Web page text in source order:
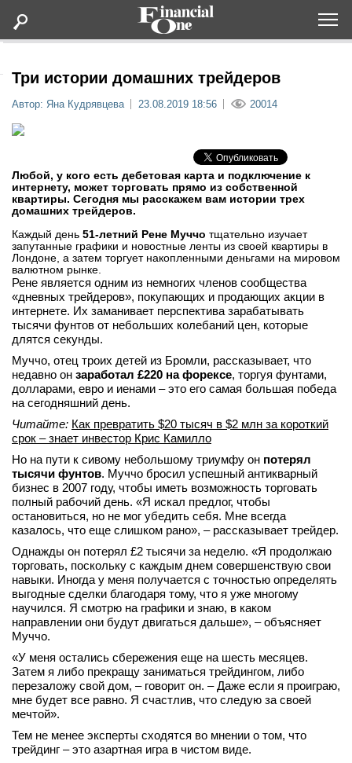
Lifestyle
Мероприятия
Новости
Интервью
вконтакте
телеграм
Стать автором
Вход
Три истории домашних трейдеров
Автор: Яна Кудрявцева 23.08.2019 18:56 20014
Любой, у кого есть дебетовая карта и подключение к
интернету, может торговать прямо из собственной
квартиры. Сегодня мы расскажем вам истории трех
домашних трейдеров.
Каждый день 51-летний Рене Муччо тщательно изучает
запутанные графики и новостные ленты из своей квартиры в
Лондоне, а затем торгует накопленными деньгами на мировом
валютном рынке.
Рене является одним из немногих членов сообщества
«дневных трейдеров», покупающих и продающих акции в
интернете. Их заманивает перспектива зарабатывать
тысячи фунтов от небольших колебаний цен, которые
длятся секунды.
Муччо, отец троих детей из Бромли, рассказывает, что
недавно он заработал £220 на форексе, торгуя фунтами,
долларами, евро и иенами – это его самая большая победа
на сегодняшний день.
Читайте: Как превратить $20 тысяч в $2 млн за короткий
срок – знает инвестор Крис Камилло
Но на пути к сивому небольшому триумфу он потерял
тысячи фунтов. Муччо бросил успешный антикварный
бизнес в 2007 году, чтобы иметь возможность торговать
полный рабочий день. «Я искал предлог, чтобы
остановиться, но не мог убедить себя. Мне всегда
казалось, что еще слишком рано», – рассказывает трейдер.
Однажды он потерял £2 тысячи за неделю. «Я продолжаю
торговать, поскольку с каждым днем совершенствую свои
навыки. Иногда у меня получается с точностью определять
выгодные сделки благодаря тому, что я уже многому
научился. Я смотрю на графики и знаю, в каком
направлении они будут двигаться дальше», – объясняет
Муччо.
«У меня остались сбережения еще на шесть месяцев.
Затем я либо прекращу заниматься трейдингом, либо
перезаложу свой дом, – говорит он. – Даже если я проиграю,
мне будет все равно. Я счастлив, что следую за своей
мечтой».
Тем не менее эксперты сходятся во мнении о том, что
трейдинг – это азартная игра в чистом виде.